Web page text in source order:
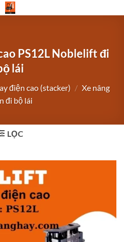
PS12L Noblelift đi
lái
điện cao (stacker) / Xe nâng
đi bộ lái
LỌC